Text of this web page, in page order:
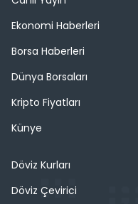
Ekonomi Haberleri
Borsa Haberleri
Dünya Borsaları
Kripto Fiyatları
Künye
Döviz Kurları
Döviz Çevirici